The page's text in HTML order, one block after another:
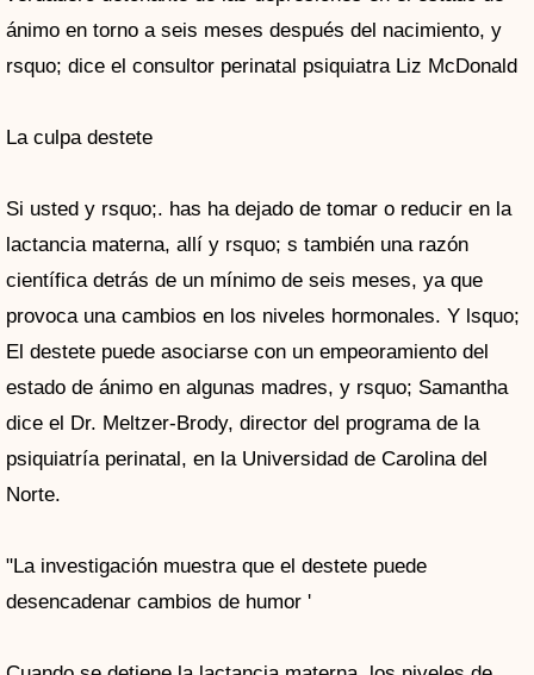
ánimo en torno a seis meses después del nacimiento, y
rsquo; dice el consultor perinatal psiquiatra Liz McDonald
La culpa destete
Si usted y rsquo;. has ha dejado de tomar o reducir en la
lactancia materna, allí y rsquo; s también una razón
científica detrás de un mínimo de seis meses, ya que
provoca una cambios en los niveles hormonales. Y lsquo;
El destete puede asociarse con un empeoramiento del
estado de ánimo en algunas madres, y rsquo; Samantha
dice el Dr. Meltzer-Brody, director del programa de la
psiquiatría perinatal, en la Universidad de Carolina del
Norte.
"La investigación muestra que el destete puede
desencadenar cambios de humor '